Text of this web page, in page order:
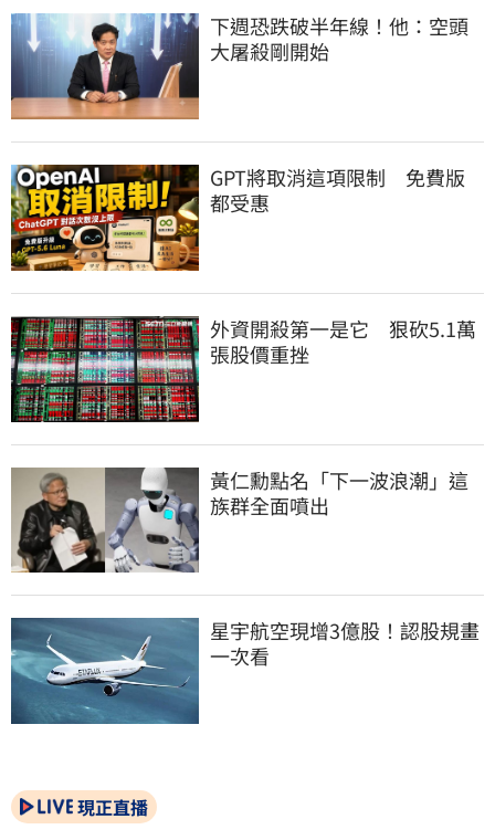
下週恐跌破半年線！他：空頭
大屠殺剛開始
GPT將取消這項限制　免費版
都受惠
外資開殺第一是它　狠砍5.1萬
張股價重挫
黃仁勳點名「下一波浪潮」這
族群全面噴出
星宇航空現增3億股！認股規畫
一次看
現正直播